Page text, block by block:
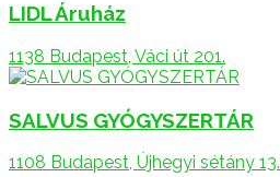
LIDL Áruház
1138 Budapest, Váci út 201.
SALVUS GYÓGYSZERTÁR
1108 Budapest, Újhegyi sétány 13.